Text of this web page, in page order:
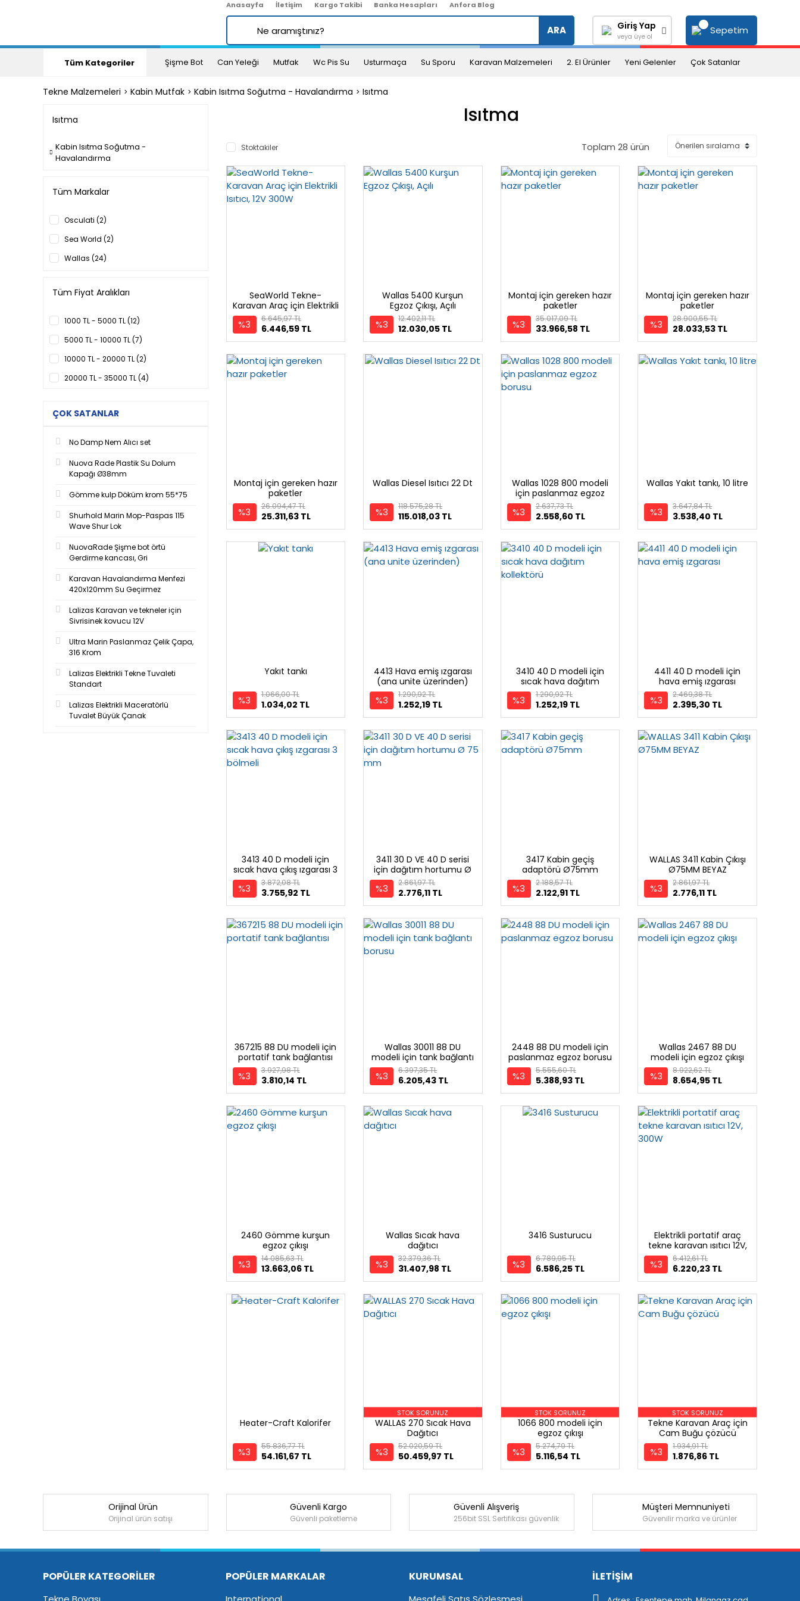
Anasayfa İletişim Kargo Takibi Banka Hesapları Anfora Blog
ARA Giriş Yap
veya üye ol
Sepetim
Tüm Kategoriler Şişme Bot Can Yeleği Mutfak Wc Pis Su Usturmaça Su Sporu Karavan Malzemeleri 2. El Ürünler Yeni Gelenler Çok Satanlar
Tekne Malzemeleri Kabin Mutfak Kabin Isıtma Soğutma - Havalandırma Isıtma
Isıtma
Kabin Isıtma Soğutma -
Havalandırma
Tüm Markalar
Osculati (2)
Sea World (2)
Wallas (24)
Tüm Fiyat Aralıkları
1000 TL - 5000 TL (12)
5000 TL - 10000 TL (7)
10000 TL - 20000 TL (2)
20000 TL - 35000 TL (4)
ÇOK SATANLAR
No Damp Nem Alıcı set
Nuova Rade Plastik Su Dolum
Kapağı Ø38mm
Gömme kulp Döküm krom 55*75
Shurhold Marin Mop-Paspas 115
Wave Shur Lok
NuovaRade Şişme bot örtü
Gerdirme kancası, Gri
Karavan Havalandırma Menfezi
420x120mm Su Geçirmez
Lalizas Karavan ve tekneler için
Sivrisinek kovucu 12V
Ultra Marin Paslanmaz Çelik Çapa,
316 Krom
Lalizas Elektrikli Tekne Tuvaleti
Standart
Lalizas Elektrikli Maceratörlü
Tuvalet Büyük Çanak
Isıtma
Stoktakiler Toplam 28 ürün
SeaWorld Tekne-
Karavan Araç için Elektrikli
Isıtıcı, 12V 300W
%3 6.446,59 TL
6.645,97 TL
Wallas 5400 Kurşun
Egzoz Çıkışı, Açılı
%3 12.030,05 TL
12.402,11 TL
Montaj için gereken hazır
paketler
%3 33.966,58 TL
35.017,09 TL
Montaj için gereken hazır
paketler
%3 28.033,53 TL
28.900,55 TL
Montaj için gereken hazır
paketler
%3 25.311,63 TL
26.094,47 TL
Wallas Diesel Isıtıcı 22 Dt
%3 115.018,03 TL
118.575,28 TL
Wallas 1028 800 modeli
için paslanmaz egzoz
borusu
%3 2.558,60 TL
2.637,73 TL
Wallas Yakıt tankı, 10 litre
%3 3.538,40 TL
3.647,84 TL
Yakıt tankı
%3 1.034,02 TL
1.066,00 TL
4413 Hava emiş ızgarası
(ana unite üzerinden)
%3 1.252,19 TL
1.290,92 TL
3410 40 D modeli için
sıcak hava dağıtım
kollektörü
%3 1.252,19 TL
1.290,92 TL
4411 40 D modeli için
hava emiş ızgarası
%3 2.395,30 TL
2.469,38 TL
3413 40 D modeli için
sıcak hava çıkış ızgarası 3
bölmeli
%3 3.755,92 TL
3.872,08 TL
3411 30 D VE 40 D serisi
için dağıtım hortumu Ø
75 mm
%3 2.776,11 TL
2.861,97 TL
3417 Kabin geçiş
adaptörü Ø75mm
%3 2.122,91 TL
2.188,57 TL
WALLAS 3411 Kabin Çıkışı
Ø75MM BEYAZ
%3 2.776,11 TL
2.861,97 TL
367215 88 DU modeli için
portatif tank bağlantısı
%3 3.810,14 TL
3.927,98 TL
Wallas 30011 88 DU
modeli için tank bağlantı
borusu
%3 6.205,43 TL
6.397,35 TL
2448 88 DU modeli için
paslanmaz egzoz borusu
%3 5.388,93 TL
5.555,60 TL
Wallas 2467 88 DU
modeli için egzoz çıkışı
%3 8.654,95 TL
8.922,62 TL
2460 Gömme kurşun
egzoz çıkışı
%3 13.663,06 TL
14.085,63 TL
Wallas Sıcak hava
dağıtıcı
%3 31.407,98 TL
32.379,36 TL
3416 Susturucu
%3 6.586,25 TL
6.789,95 TL
Elektrikli portatif araç
tekne karavan ısıtıcı 12V,
300W
%3 6.220,23 TL
6.412,61 TL
Heater-Craft Kalorifer
%3 54.161,67 TL
55.836,77 TL
STOK SORUNUZ
WALLAS 270 Sıcak Hava
Dağıtıcı
%3 50.459,97 TL
52.020,59 TL
STOK SORUNUZ
1066 800 modeli için
egzoz çıkışı
%3 5.116,54 TL
5.274,79 TL
STOK SORUNUZ
Tekne Karavan Araç için
Cam Buğu çözücü
%3 1.876,86 TL
1.934,91 TL
Orijinal Ürün
Orijinal ürün satışı
Güvenli Kargo
Güvenli paketleme
Güvenli Alışveriş
256bit SSL Sertifikası güvenlik
Müşteri Memnuniyeti
Güvenilir marka ve ürünler
POPÜLER KATEGORİLER POPÜLER MARKALAR KURUMSAL İLETİŞİM